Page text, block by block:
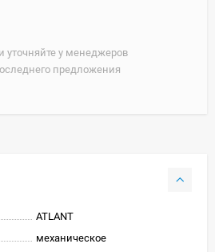
уточняйте у менеджеров
предложения
ATLANT
механическое